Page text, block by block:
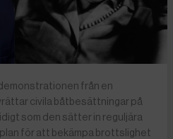
från en
civila båtbesättningar på
som den sätter in reguljära
för att bekämpa brottslighet